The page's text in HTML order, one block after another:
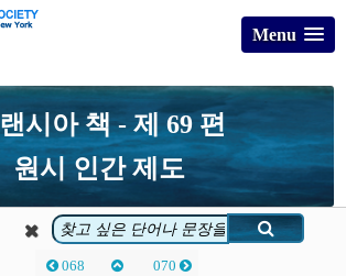
Menu
시아 책 - 제 69 편
원시 인간 제도
068 070